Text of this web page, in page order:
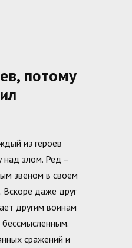
потому
из героев
над злом. Ред –
звеном в своем
Вскоре даже друг
другим воинам
бессмысленным.
сражений и